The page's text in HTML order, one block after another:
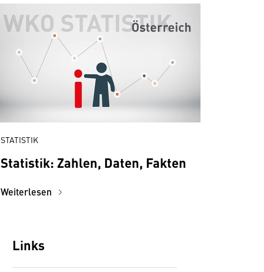
STATISTIK
Statistik: Zahlen, Daten, Fakten
Weiterlesen
Links